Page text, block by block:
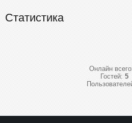
Статистика
Онлайн
Гостей: 5